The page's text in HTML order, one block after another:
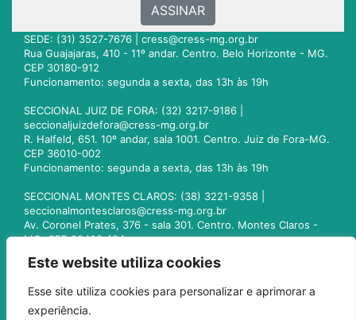
Este website utiliza cookies
Esse site utiliza cookies para personalizar e aprimorar a
experiência.
ASSINAR
SEDE: (31) 3527-7676 | cress@cress-mg.org.br
Rua Guajajaras, 410 - 11º andar. Centro. Belo Horizonte - MG.
CEP 30180-912
Funcionamento: segunda a sexta, das 13h às 19h
SECCIONAL JUIZ DE FORA: (32) 3217-9186 |
seccionaljuizdefora@cress-mg.org.br
R. Halfeld, 651. 10º andar, sala 1001. Centro. Juiz de Fora-MG.
CEP 36010-002
Funcionamento: segunda a sexta, das 13h às 19h
SECCIONAL MONTES CLAROS: (38) 3221-9358 |
seccionalmontesclaros@cress-mg.org.br
Av. Coronel Prates, 376 - sala 301. Centro. Montes Claros -
MG. CEP 39400-104
seccionaluberlandia@cress-mg.org.br
Av. Afonso Pena, 547 - sala 101. Uberlândia - MG. CEP